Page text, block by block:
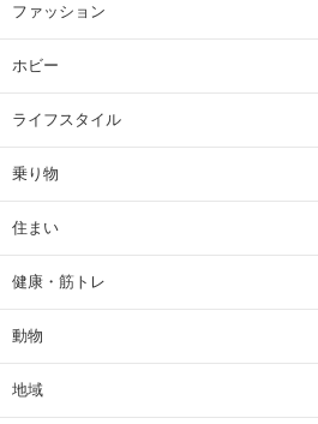
ファッション
ホビー
ライフスタイル
乗り物
住まい
健康・筋トレ
動物
地域